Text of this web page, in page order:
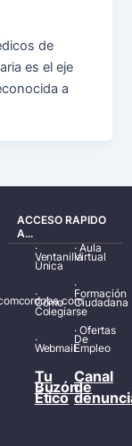
de
es el eje
a
ACCESO RAPIDO
A...
·
Ventanilla
Única
·
Cómo
Colegiarse
·
Webmail
·Aula
Virtual
·
Formación
Ciudadana
·Ofertas
De
Empleo
Tu
Buzón
Ético
Canal
de